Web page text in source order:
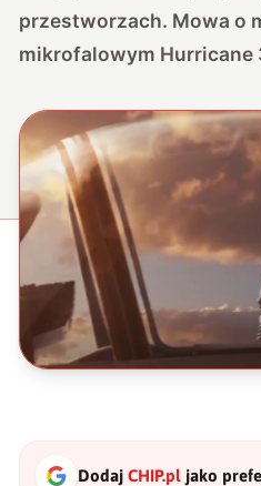
przestworzach. Mowa o
mikrofalowym Hurricane
DodajCHIP.pl jako